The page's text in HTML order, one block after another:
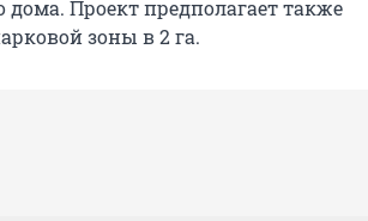
дома. Проект предполагает также
зоны в 2 га.